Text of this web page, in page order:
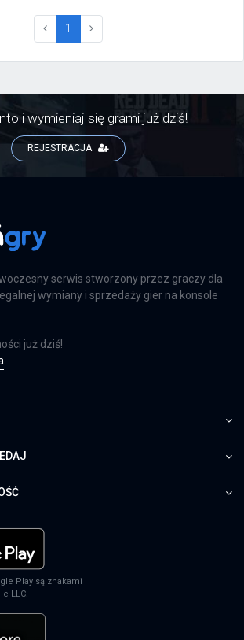
1 (current)
i wymieniaj się grami już dziś!
REJESTRACJA
serwis stworzony przez graczy dla
wymiany i sprzedaży gier na konsole
już dziś!
Play są znakami
LLC.